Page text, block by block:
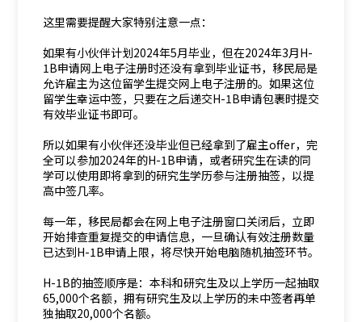
这里需要提醒大家特别注意一点：
如果有小伙伴计划2024年5月毕业，但在2024年3月H-
1B申请网上电子注册时还没有拿到毕业证书，移民局是
允许雇主为这位留学生提交网上电子注册的。如果这位
留学生幸运中签，只要在之后递交H-1B申请包裹时提交
有效毕业证书即可。
所以如果有小伙伴还没毕业但已经拿到了雇主offer，完
全可以参加2024年的H-1B申请，或者研究生在读的同
学可以使用即将拿到的研究生学历参与注册抽签，以提
高中签几率。
每一年，移民局都会在网上电子注册窗口关闭后，立即
开始排查重复提交的申请信息，一旦确认有效注册数量
已达到H-1B申请上限，将尽快开始电脑随机抽签环节。
H-1B的抽签顺序是：本科和研究生及以上学历一起抽取
65,000个名额，拥有研究生及以上学历的未中签者再单
独抽取20,000个名额。